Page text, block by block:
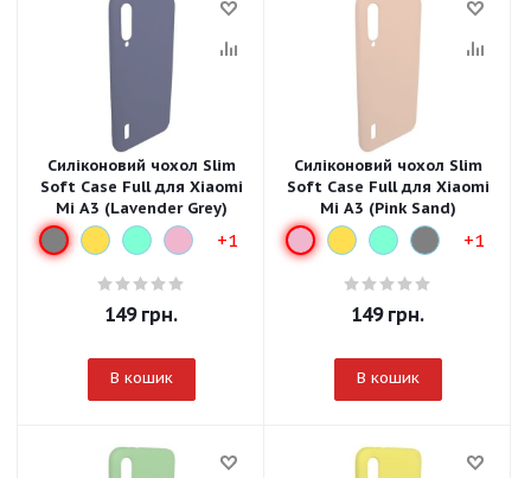
Силіконовий чохол Slim
Soft Case Full для Xiaomi
Mi A3 (Lavender Grey)
+1
149грн.
В кошик
Силіконовий чохол Slim
Soft Case Full для Xiaomi
Mi A3 (Pink Sand)
+1
149грн.
В кошик